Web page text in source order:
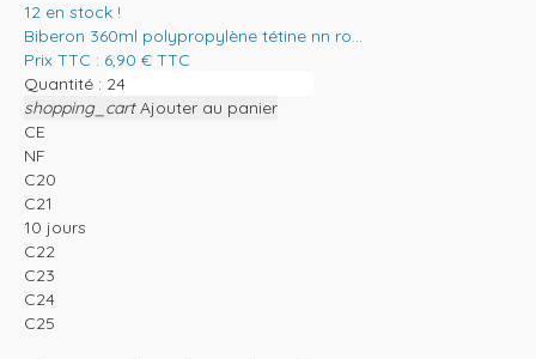
12 en stock !
Biberon 360ml polypropylène tétine nn ro...
Prix TTC : 6,90 € TTC
Quantité :
shopping_cart Ajouter au panier
CE
NF
C20
C21
10 jours
C22
C23
C24
C25